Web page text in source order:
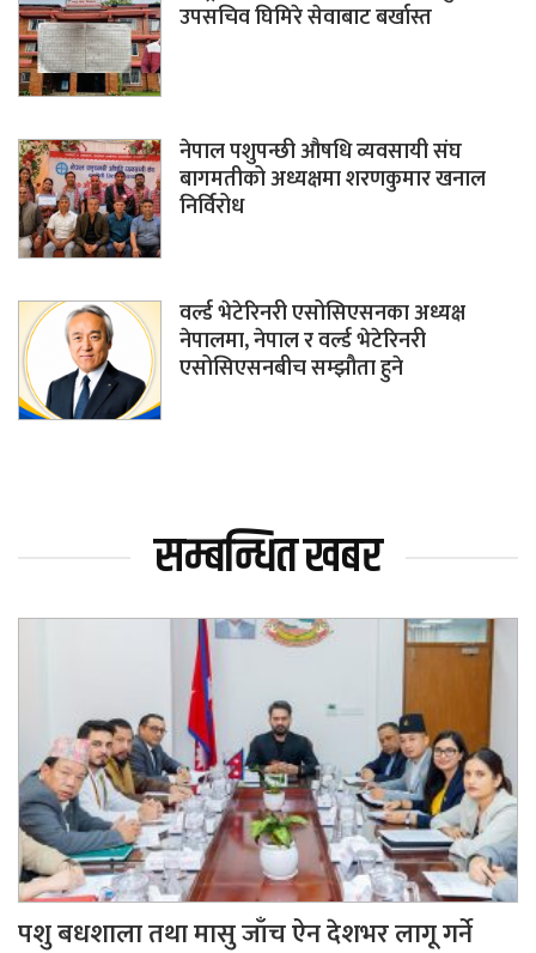
उपसचिव घिमिरे सेवाबाट बर्खास्त
नेपाल पशुपन्छी औषधि व्यवसायी संघ
बागमतीको अध्यक्षमा शरणकुमार खनाल
निर्विरोध
वर्ल्ड भेटेरिनरी एसोसिएसनका अध्यक्ष
नेपालमा, नेपाल र वर्ल्ड भेटेरिनरी
एसोसिएसनबीच सम्झौता हुने
सम्बन्धित खबर
पशु बधशाला तथा मासु जाँच ऐन देशभर लागू गर्ने